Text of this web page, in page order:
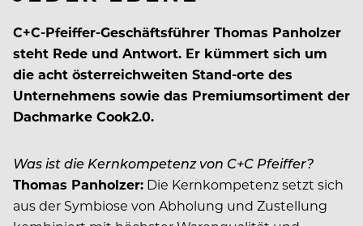
C+C-Pfeiffer-Geschäftsführer Thomas Panholzer
steht Rede und Antwort. Er kümmert sich um
die acht österreichweiten Stand-orte des
Unternehmens sowie das Premiumsortiment der
Dachmarke Cook2.0.
Was ist die Kernkompetenz von C+C Pfeiffer?
Thomas Panholzer: Die Kernkompetenz setzt sich
aus der Symbiose von Abholung und Zustellung